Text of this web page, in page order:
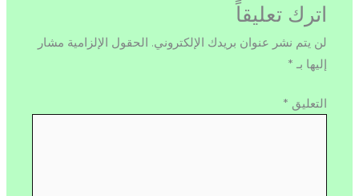
اترك تعليقاً
لن يتم نشر عنوان بريدك الإلكتروني. الحقول الإلزامية مشار
إليها بـ *
التعليق *